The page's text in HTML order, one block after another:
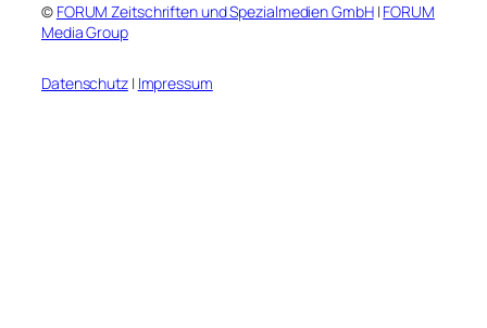
© FORUM Zeitschriften und Spezialmedien GmbH| FORUM
Media Group
Datenschutz| Impressum